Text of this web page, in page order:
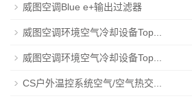
威图空调Blue e+输出过滤器
威图空调环境空气冷却设备Top...
威图空调环境空气冷却设备Top...
CS户外温控系统空气/空气热交...